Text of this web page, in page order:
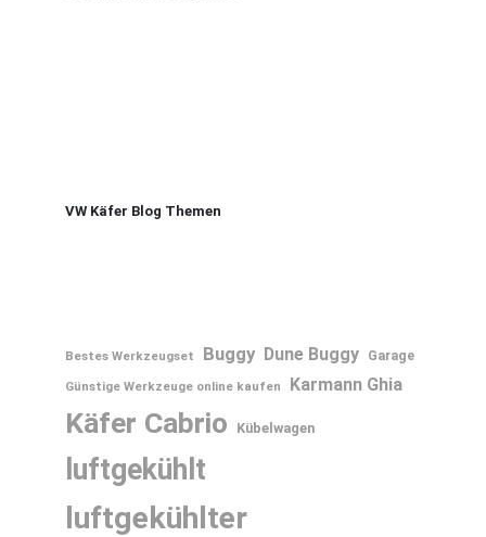
VW Käfer Blog Themen
Bestes Werkzeugset Buggy Dune Buggy
Garage
Günstige Werkzeuge online kaufen
Karmann Ghia
Käfer Cabrio Kübelwagen
luftgekühlt
luftgekühlter